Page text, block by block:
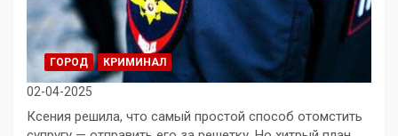
ГОРОД КРИМИНАЛ
02-04-2025
Ксения решила, что самый простой способ отомстить